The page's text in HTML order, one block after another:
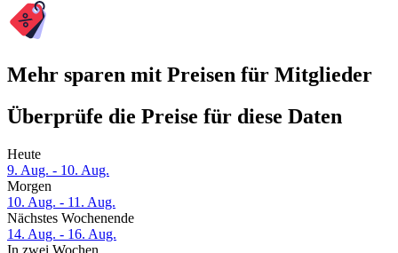
Mehr sparen mit Preisen für Mitglieder
Überprüfe die Preise für diese Daten
Heute
9. Aug. - 10. Aug.
Morgen
10. Aug. - 11. Aug.
Nächstes Wochenende
14. Aug. - 16. Aug.